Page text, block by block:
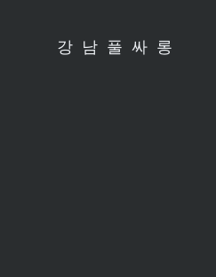
강남풀싸롱